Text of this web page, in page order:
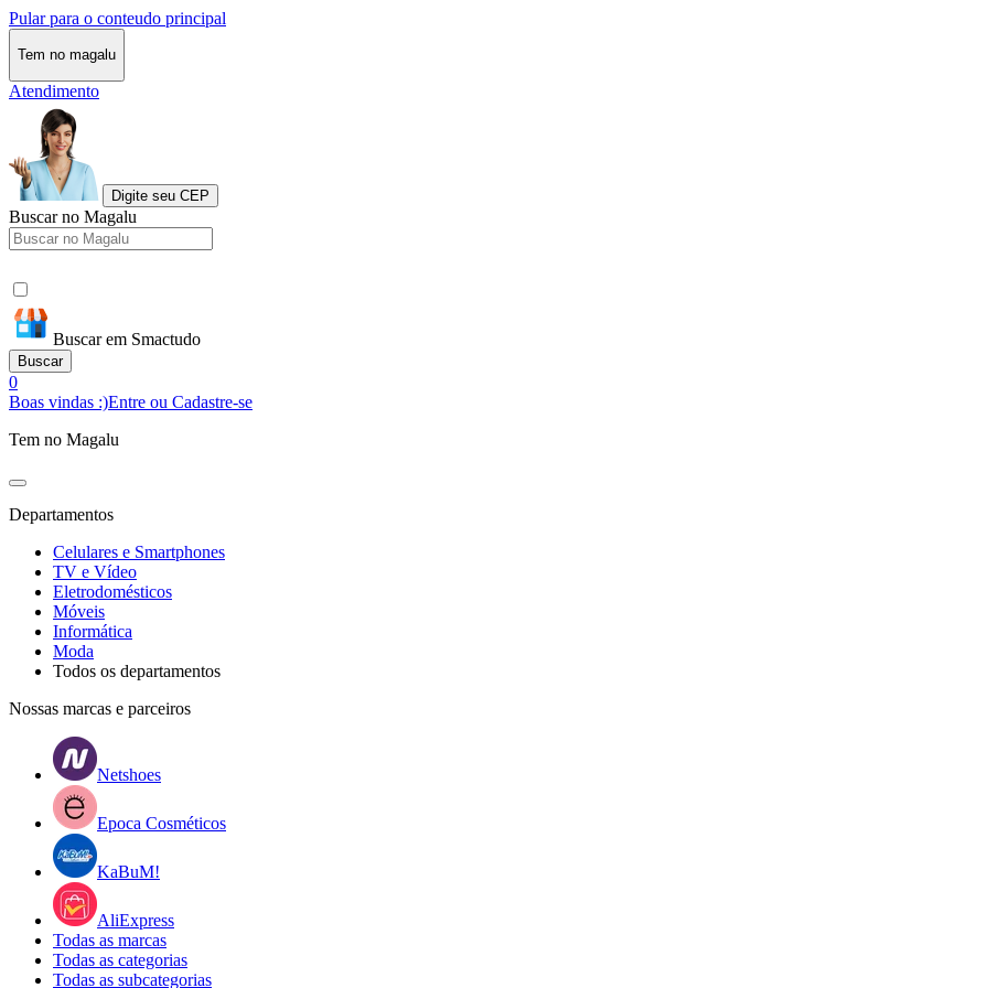
Pular para o conteudo principal
Tem no magalu
Atendimento
Digite seu CEP
Buscar no Magalu
Buscar em Smactudo
Buscar
0
Boas vindas :)Entre ou Cadastre-se
Tem no Magalu
Departamentos
Celulares e Smartphones
TV e Vídeo
Eletrodomésticos
Móveis
Informática
Moda
Todos os departamentos
Nossas marcas e parceiros
Netshoes
Epoca Cosméticos
KaBuM!
AliExpress
Todas as marcas
Todas as categorias
Todas as subcategorias